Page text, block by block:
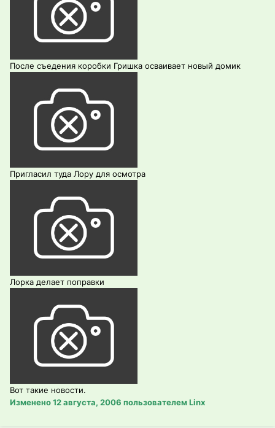
После съедения коробки Гришка осваивает новый домик
Пригласил туда Лору для осмотра
Лорка делает поправки
Вот такие новости.
Изменено12 августа, 2006 пользователем Linx